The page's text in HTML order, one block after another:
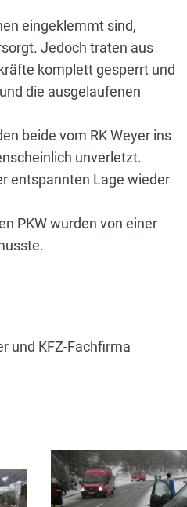
eingeklemmt sind,
Jedoch traten aus
komplett gesperrt und
die ausgelaufenen
beide vom RK Weyer ins
unverletzt.
entspannten Lage wieder
PKW wurden von einer
und KFZ-Fachfirma